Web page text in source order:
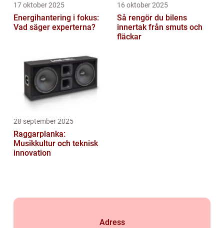
17 oktober 2025
Energihantering i fokus:
Vad säger experterna?
16 oktober 2025
Så rengör du bilens
innertak från smuts och
fläckar
28 september 2025
Raggarplanka:
Musikkultur och teknisk
innovation
Adress